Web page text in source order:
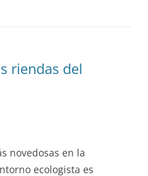
riendas del
novedosas en la
ecologista es